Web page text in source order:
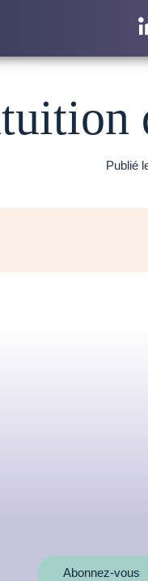
Publié
Abonnez-vous